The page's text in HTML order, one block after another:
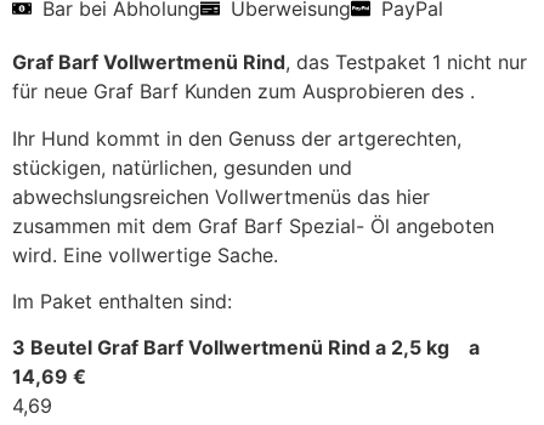
Bar bei Abholung Überweisung PayPal
Graf Barf Vollwertmenü Rind, das Testpaket 1 nicht nur
für neue Graf Barf Kunden zum Ausprobieren des .
Ihr Hund kommt in den Genuss der artgerechten,
stückigen, natürlichen, gesunden und
abwechslungsreichen Vollwertmenüs das hier
zusammen mit dem Graf Barf Spezial- Öl angeboten
wird. Eine vollwertige Sache.
Im Paket enthalten sind:
3 Beutel Graf Barf Vollwertmenü Rind a 2,5 kg a
14,69 €
4,69